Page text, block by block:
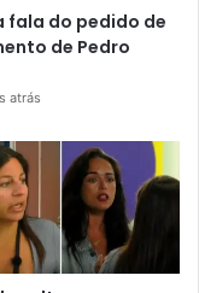
fala do pedido de
de Pedro
atrás